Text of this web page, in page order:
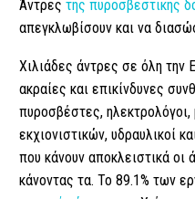
Άντρες της πυροσβεστικής
απεγκλωβίσουν και να
Χιλιάδες άντρες σε όλη την
ακραίες και επικίνδυνες
πυροσβέστες, ηλεκτρολόγοι,
εκχιονιστικών, υδραυλικοί
που κάνουν αποκλειστικά οι
κάνοντας τα. To 89.1% των